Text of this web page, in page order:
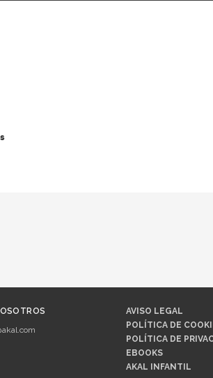
AVISO LEGAL
POLÍTICA DE
POLÍTICA DE
EBOOKS
AKAL INFANTIL